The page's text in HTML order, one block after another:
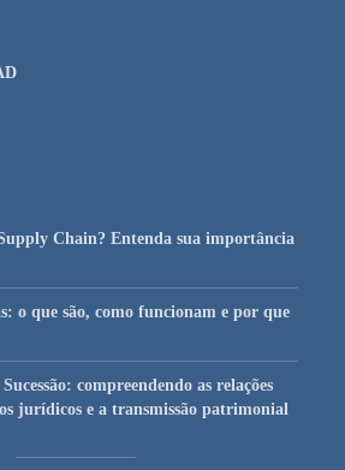
Chain? Entenda sua importância
o que são, como funcionam e por que
compreendendo as relações
jurídicos e a transmissão patrimonial